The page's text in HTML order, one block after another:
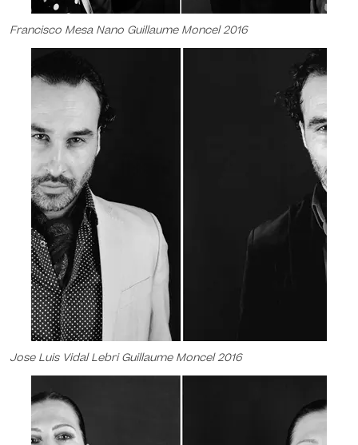
Francisco Mesa Nano Guillaume Moncel 2016
Jose Luis Vidal Lebri Guillaume Moncel 2016